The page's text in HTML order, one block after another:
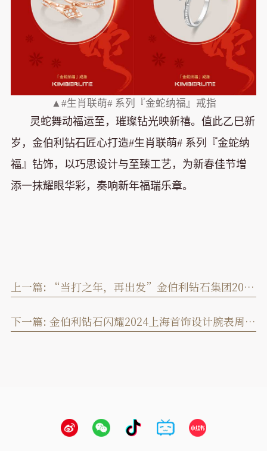
▲#生肖联萌# 系列『金蛇纳福』戒指
灵蛇舞动福运至，璀璨钻光映新禧。值此乙巳新
岁，金伯利钻石匠心打造#生肖联萌# 系列『金蛇纳
福』钻饰，以巧思设计与至臻工艺，为新春佳节增
添一抹耀眼华彩，奏响新年福瑞乐章。
上一篇: “当打之年，再出发”金伯利钻石集团2024-2025年度盛典圆满落幕
下一篇: 金伯利钻石闪耀2024上海首饰设计腕表周，奏响天然钻石华美乐章